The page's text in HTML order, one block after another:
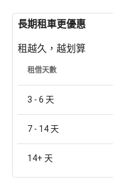
長期租車更優惠
租越久，越划算
租借天數
3 - 6 天
7 - 14 天
14+ 天